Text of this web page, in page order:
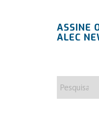
ASSINE
ALEC